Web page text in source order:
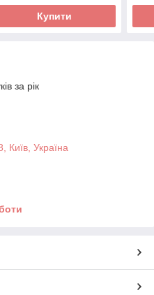
Купити
за рік
Київ, Україна